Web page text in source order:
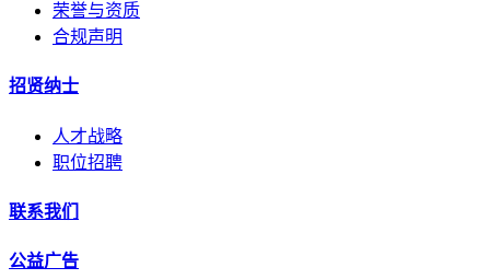
荣誉与资质
合规声明
招贤纳士
人才战略
职位招聘
联系我们
公益广告